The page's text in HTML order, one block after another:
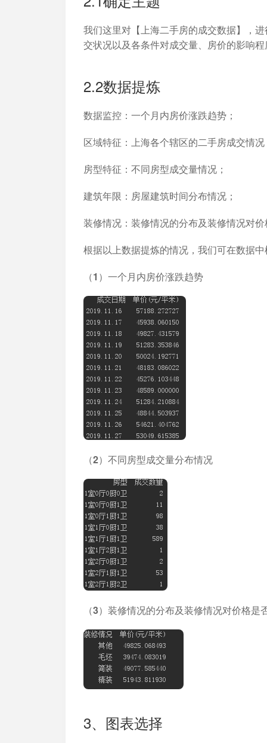
我们这里对【上海二手房的成交数据】，
交状况以及各条件对成交量、房价的影响
2.2数据提炼
数据监控： 一个月内房价涨跌趋势；
区域特征： 上海各个辖区的二手房成交情况
房型特征： 不同房型成交量情况；
建筑年限： 房屋建筑时间分布情况；
装修情况： 装修情况的分布及装修情况对
根据以上数据提炼的情况，我们可在数据
（1）一个月内房价涨跌趋势
（2）不同房型成交量分布情况
（3）装修情况的分布及装修情况对价格是
3、图表选择